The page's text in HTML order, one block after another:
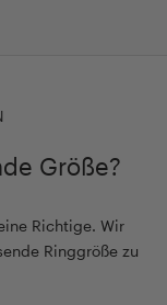
Größe?
Richtige. Wir
Ringgröße zu